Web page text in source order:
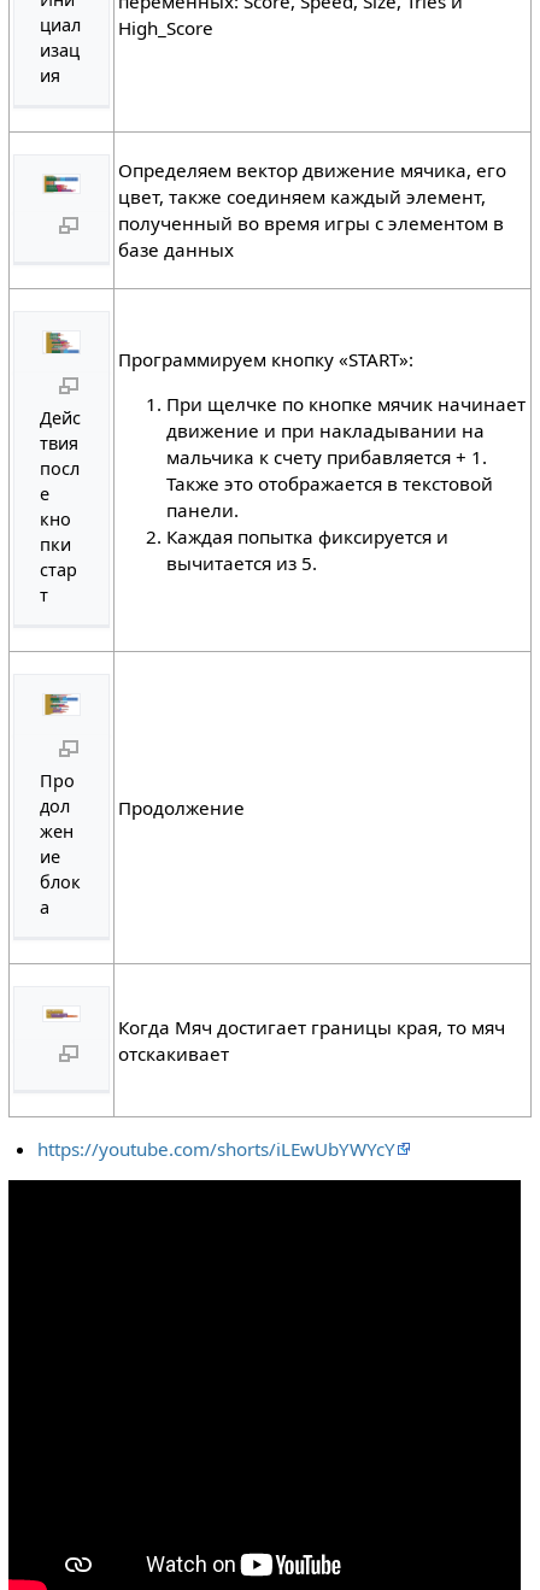
циал
изац
ия
High_Score
Определяем вектор движение мячика, его
цвет, также соединяем каждый элемент,
полученный во время игры с элементом в
базе данных
Дейс
твия
посл
е
кно
пки
стар
т
Программируем кнопку «START»:
При щелчке по кнопке мячик начинает
движение и при накладывании на
мальчика к счету прибавляется + 1.
Также это отображается в текстовой
панели.
Каждая попытка фиксируется и
вычитается из 5.
Про
дол
жен
ие
блок
а
Продолжение
Когда Мяч достигает границы края, то мяч
отскакивает
https://youtube.com/shorts/iLEwUbYWYcY